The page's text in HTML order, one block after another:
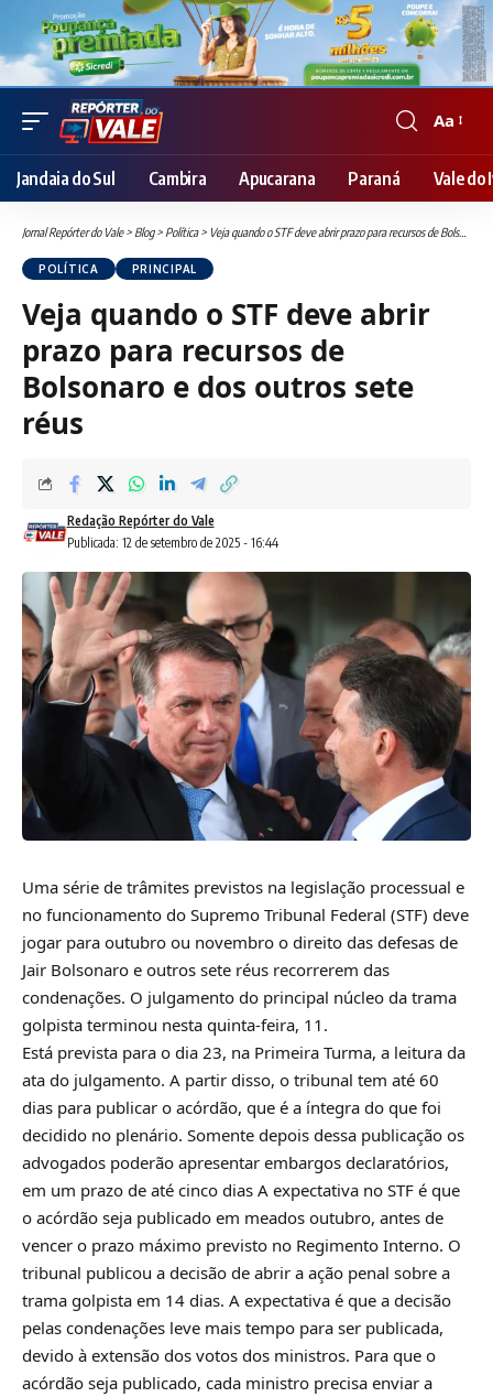
Font
Resizer
Aa
Jandaia do Sul Cambira Apucarana Paraná Vale do
Jornal Repórter do Vale> Blog> Política> Veja quando o STF deve abrir prazo para recursos de Bolsonaro e dos outros sete réus
POLÍTICA PRINCIPAL
Veja quando o STF deve abrir
prazo para recursos de
Bolsonaro e dos outros sete
réus
Publicada: 12 de setembro de 2025 - 16:44
Redação Repórter do Vale
Uma série de trâmites previstos na legislação processual e
no funcionamento do Supremo Tribunal Federal (STF) deve
jogar para outubro ou novembro o direito das defesas de
Jair Bolsonaro e outros sete réus recorrerem das
condenações. O julgamento do principal núcleo da trama
golpista terminou nesta quinta-feira, 11.
Está prevista para o dia 23, na Primeira Turma, a leitura da
ata do julgamento. A partir disso, o tribunal tem até 60
dias para publicar o acórdão, que é a íntegra do que foi
decidido no plenário. Somente depois dessa publicação os
advogados poderão apresentar embargos declaratórios,
em um prazo de até cinco dias A expectativa no STF é que
o acórdão seja publicado em meados outubro, antes de
vencer o prazo máximo previsto no Regimento Interno. O
tribunal publicou a decisão de abrir a ação penal sobre a
trama golpista em 14 dias. A expectativa é que a decisão
pelas condenações leve mais tempo para ser publicada,
devido à extensão dos votos dos ministros. Para que o
acórdão seja publicado, cada ministro precisa enviar a